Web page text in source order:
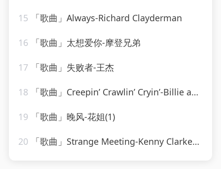
15 「歌曲」Always-Richard Clayderman
16 「歌曲」太想爱你-摩登兄弟
17 「歌曲」失败者-王杰
18 「歌曲」Creepin’ Crawlin’ Cryin’-Billie and Lillie
19 「歌曲」晚风-花姐(1)
20 「歌曲」Strange Meeting-Kenny Clarke、Francy Boland